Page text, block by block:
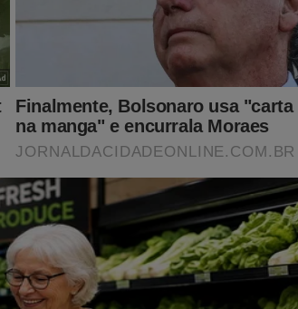
de Jair Bolsonaro absurdamente se tornou
seus aliados e sua família parece não
aconteceu em 2022... Tudo sobre
"O Fantasma do Alvorada - A Volta à Cena
o-fantasma-do-alvorada-a-volta-a-